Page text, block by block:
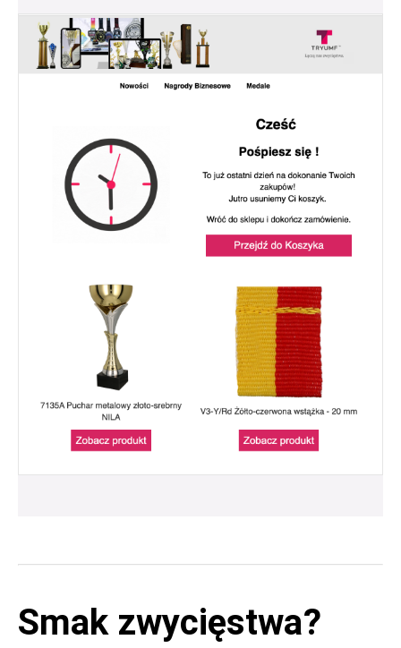
Smak zwycięstwa?